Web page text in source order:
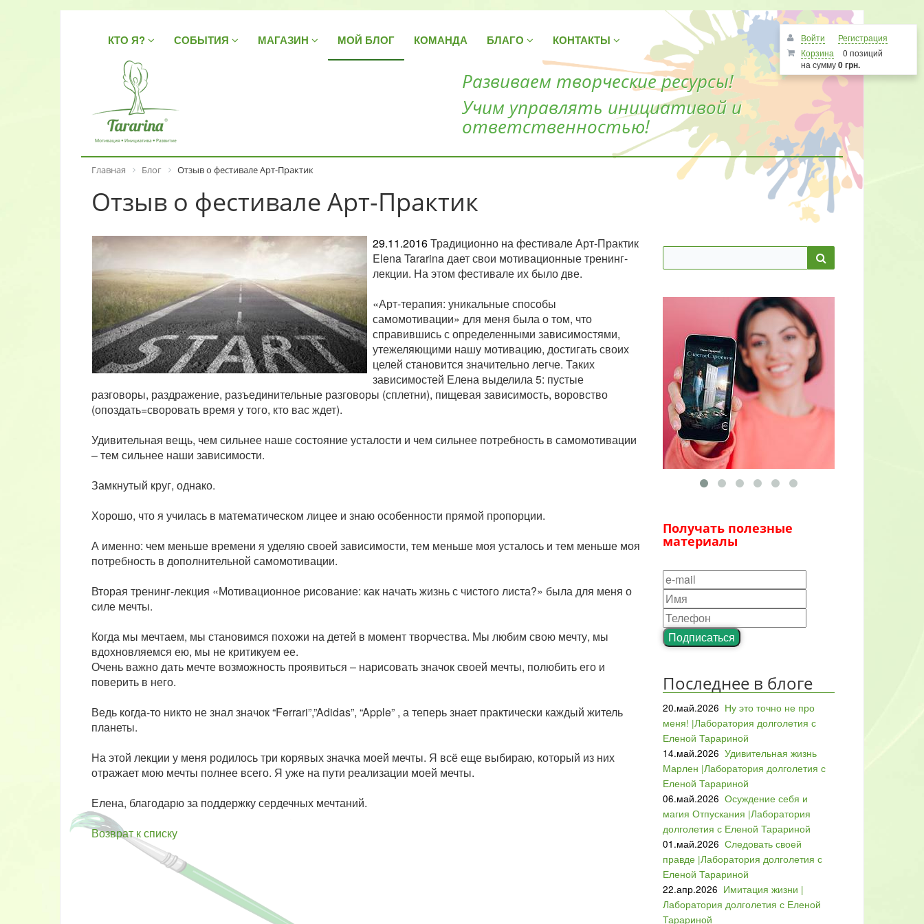
КТО Я? СОБЫТИЯ МАГАЗИН МОЙ БЛОГ КОМАНДА БЛАГО КОНТАКТЫ Войти
Регистрация
Корзина
0 позиций
на сумму0 грн.
Развиваем творческие ресурсы!
Учим управлять инициативой и
ответственностью!
Главная Блог Отзыв о фестивале Арт-Практик
Отзыв о фестивале Арт-Практик
29.11.2016Традиционно на фестивале Арт-Практик
Elena Tararina дает свои мотивационные тренинг-
лекции. На этом фестивале их было две.
«Арт-терапия: уникальные способы
самомотивации» для меня была о том, что
справившись с определенными зависимостями,
утежеляющими нашу мотивацию, достигать своих
целей становится значительно легче. Таких
зависимостей Елена выделила 5: пустые
разговоры, раздражение, разъединительные разговоры (сплетни), пищевая зависимость, воровство
(опоздать=своровать время у того, кто вас ждет).
Удивительная вещь, чем сильнее наше состояние усталости и чем сильнее потребность в самомотивации
– тем сильнее наши зависимости.
Замкнутый круг, однако.
Хорошо, что я училась в математическом лицее и знаю особенности прямой пропорции.
А именно: чем меньше времени я уделяю своей зависимости, тем меньше моя усталось и тем меньше моя
потребность в дополнительной самомотивации.
Вторая тренинг-лекция «Мотивационное рисование: как начать жизнь с чистого листа?» была для меня о
силе мечты.
Когда мы мечтаем, мы становимся похожи на детей в момент творчества. Мы любим свою мечту, мы
вдохновляемся ею, мы не критикуем ее.
Очень важно дать мечте возможность проявиться – нарисовать значок своей мечты, полюбить его и
поверить в него.
Ведь когда-то никто не знал значок “Ferrari”,”Adidas”, “Apple” , а теперь знает практически каждый житель
планеты.
На этой лекции у меня родилось три корявых значка моей мечты. Я всё еще выбираю, который из них
отражает мою мечты полнее всего. Я уже на пути реализации моей мечты.
Елена, благодарю за поддержку сердечных мечтаний.
Возврат к списку
Получать полезные
материалы
Подписаться
Последнее в блоге
20.май.2026 Ну это точно не про
меня! |Лаборатория долголетия с
Еленой Тарариной
14.май.2026 Удивительная жизнь
Марлен |Лаборатория долголетия с
Еленой Тарариной
06.май.2026 Осуждение себя и
магия Отпускания |Лаборатория
долголетия с Еленой Тарариной
01.май.2026 Следовать своей
правде |Лаборатория долголетия с
Еленой Тарариной
22.апр.2026 Имитация жизни |
Лаборатория долголетия с Еленой
Тарариной